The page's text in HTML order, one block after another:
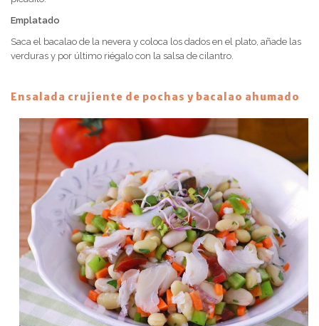
Emplatado
Saca el bacalao de la nevera y coloca los dados en el plato, añade las
verduras y por último riégalo con la salsa de cilantro.
Ensalada crujiente de pochas y bacalao ahumado